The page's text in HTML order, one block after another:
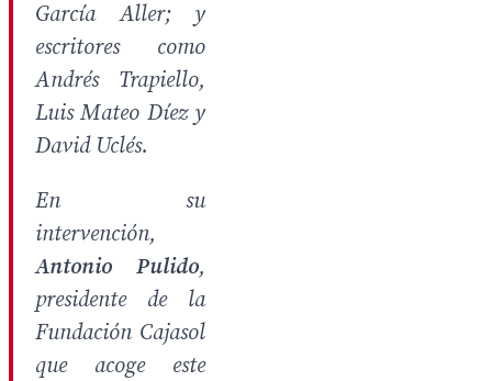
García Aller; y
escritores como
Andrés Trapiello,
Luis Mateo Díez y
David Uclés.
En su
intervención,
Antonio Pulido,
presidente de la
Fundación Cajasol
que acoge este